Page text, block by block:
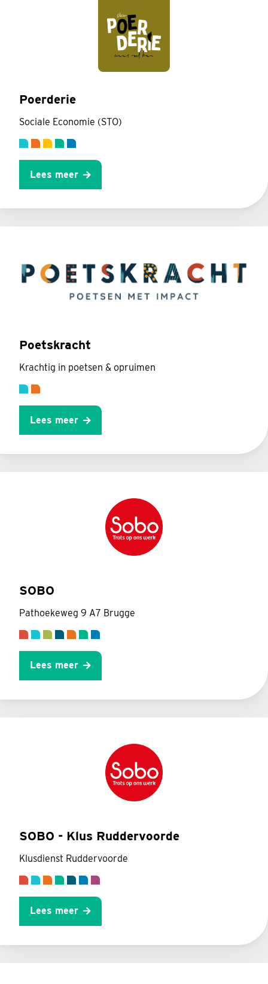
Poerderie
Sociale Economie (STO)
Lees meer
Poetskracht
Krachtig in poetsen & opruimen
Lees meer
SOBO
Pathoekeweg 9 A7 Brugge
Lees meer
SOBO - Klus Ruddervoorde
Klusdienst Ruddervoorde
Lees meer